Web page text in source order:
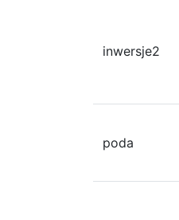
inwersje2
poda